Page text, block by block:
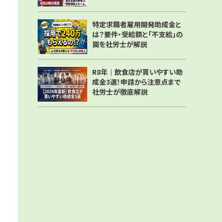
特定求職者雇用開発助成金と
は？要件・受給額と「不支給」の
罠を社労士が解説
R8年｜飲食店が貰いやすい助
成金3選！申請から注意点まで
社労士が徹底解説